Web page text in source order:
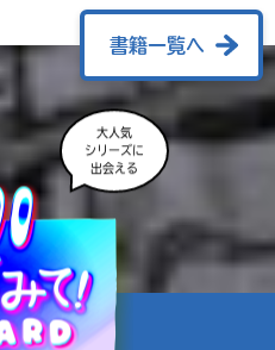
佐久間さのすけ／絵
書籍一覧へ
大人気
シリーズに
出会える